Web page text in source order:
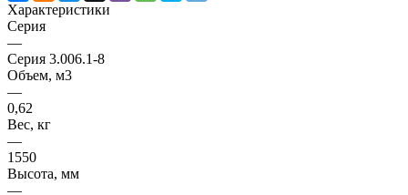
Характеристики
Серия
—
Серия 3.006.1-8
Объем, м3
—
0,62
Вес, кг
—
1550
Высота, мм
—